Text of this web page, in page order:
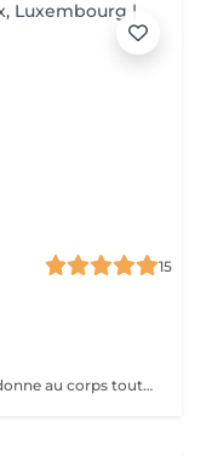
15
Un massage Deep tissue intense, qui redonne au corps toute sa souplesse. Pressions profondes et points ciblés travaillent en profondeur pour libérer les tensions les plus installées, améliorer la circulation et laisser une sensation de renouveau complet.